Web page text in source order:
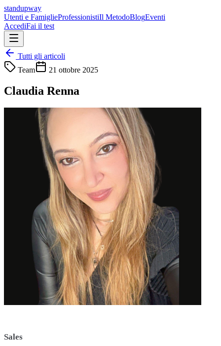
standupway
Utenti e FamiglieProfessionistiIl MetodoBlogEventi
AccediFai il test
Tutti gli articoli
Team
21 ottobre 2025
Claudia Renna
Sales